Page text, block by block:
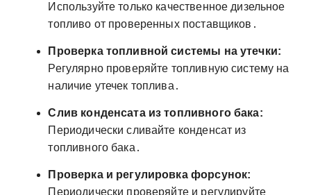
Используйте только качественное дизельное
топливо от проверенных поставщиков․
Проверка топливной системы на утечки:
Регулярно проверяйте топливную систему на
наличие утечек топлива․
Слив конденсата из топливного бака:
Периодически сливайте конденсат из
топливного бака․
Проверка и регулировка форсунок:
Периодически проверяйте и регулируйте